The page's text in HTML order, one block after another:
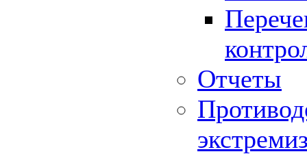
Отчеты